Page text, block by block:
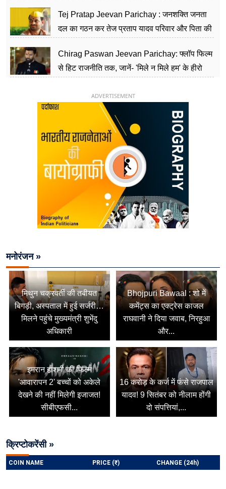
Tej Pratap Jeevan Parichay : जनशक्ति जनता
दल का गठन कर तेज प्रताप यादव परिवार और पिता की
Chirag Paswan Jeevan Parichay: फ्लॉप फिल्म
से हिट राजनीति तक, जानें- 'मिले न मिले हम' के हीरो
ADVERTISEMENT
मनोरंजन »
मिथुन चक्रवर्ती की तबीयत
बिगड़ी, अस्पताल में हुई सर्जरी…
मिलने पहुंचे मुख्यमंत्री शुभेंदु
अधिकारी
Bhojpuri Bawaal : शो में
कमेंट्स का एक्ट्रेस काजल
राघवानी ने दिया जवाब, निरहुआ
और...
इमरान हाशमी की फिल्म
'आवारापन 2' बच्चों को अकेले
देखने की नहीं मिलेगी इजाजत!
सीबीएफसी...
16 करोड़ के कर्ज में फंसे राजपाल
यादव! 9 सितंबर को नीलाम होंगी
दो संपत्तियां,...
क्रिप्टोकरेंसी »